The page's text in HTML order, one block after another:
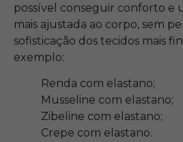
possível conseguir conforto e
mais ajustada ao corpo, sem
sofisticação dos tecidos mais
exemplo:
Renda com elastano;
Musseline com elastano;
Zibeline com elastano;
Crepe com elastano.